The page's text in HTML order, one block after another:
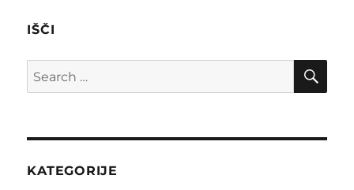
IŠČI
Search
for:
KATEGORIJE